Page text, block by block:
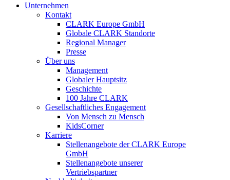
Unternehmen
Kontakt
CLARK Europe GmbH
Globale CLARK Standorte
Regional Manager
Presse
Über uns
Management
Globaler Hauptsitz
Geschichte
100 Jahre CLARK
Gesellschaftliches Engagement
Von Mensch zu Mensch
KidsCorner
Karriere
Stellenangebote der CLARK Europe
GmbH
Stellenangebote unserer
Vertriebspartner